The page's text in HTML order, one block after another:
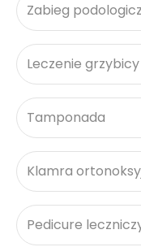
Zabieg
Leczenie grzybicy
Tamponada
Klamra
Pedicure